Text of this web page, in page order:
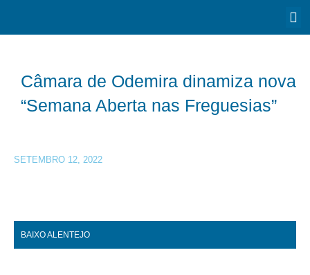
Câmara de Odemira dinamiza nova
“Semana Aberta nas Freguesias”
SETEMBRO 12, 2022
BAIXO ALENTEJO